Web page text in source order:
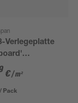
Verlegeplatte
1690 x
12 mm
€/ m²
Pack